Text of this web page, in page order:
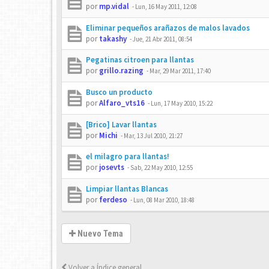
pormp.vidal - Lun, 16 May 2011, 12:08
Eliminar pequeños arañazos de malos lavados
portakashy -Jue, 21 Abr 2011, 08:54
Pegatinas citroen para llantas
porgrillo.razing - Mar, 29 Mar 2011, 17:40
Busco un producto
porAlfaro_vts16 - Lun, 17 May 2010, 15:22
[Brico] Lavar llantas
porMichi - Mar, 13 Jul 2010, 21:27
el milagro para llantas!
porjosevts - Sab, 22 May 2010, 12:55
Limpiar llantas Blancas
porferdeso - Lun, 08 Mar 2010, 18:48
Nuevo Tema